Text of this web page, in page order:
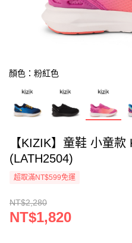
顏色：粉紅色
【KIZIK】童鞋 小童
(LATH2504)
超取滿NT$599免運
NT$2,280
NT$1,820